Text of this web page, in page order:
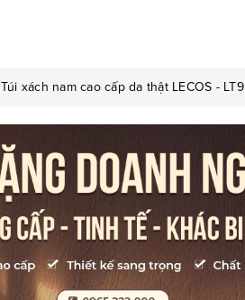
Túi xách nam cao cấp da thật LECOS - LT9